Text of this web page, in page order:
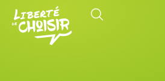
Aller
contenu